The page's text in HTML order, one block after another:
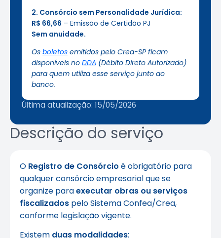
Descrição do serviço
O Registro de Consórcio é obrigatório para
qualquer consórcio empresarial que se
organize paraexecutar obras ou serviços
fiscalizados pelo Sistema Confea/Crea,
conforme legislação vigente.
Existem duas modalidades:
2. Consórcio sem Personalidade Jurídica:
R$ 66,66 – Emissão de Certidão PJ
Sem anuidade.
Os boletos emitidos pelo Crea-SP ficam
disponíveis no DDA (Débito Direto Autorizado)
para quem utiliza esse serviço junto ao
banco.
Última atualização: 15/05/2026